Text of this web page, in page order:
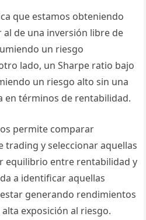
que estamos obteniendo
de una inversión libre de
un riesgo
lado, un Sharpe ratio bajo
un riesgo alto sin una
en términos de rentabilidad.
permite comparar
trading y seleccionar aquellas
equilibrio entre rentabilidad y
a identificar aquellas
generando rendimientos
exposición al riesgo.